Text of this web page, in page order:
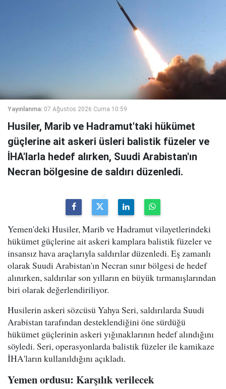
Yayınlanma: 07 Ağustos 2026 Cuma 10:59
Husiler, Marib ve Hadramut'taki hükümet
güçlerine ait askeri üsleri balistik füzeler ve
İHA'larla hedef alırken, Suudi Arabistan'ın
Necran bölgesine de saldırı düzenledi.
Yemen'deki Husiler, Marib ve Hadramut vilayetlerindeki
hükümet güçlerine ait askeri kamplara balistik füzeler ve
insansız hava araçlarıyla saldırılar düzenledi. Eş zamanlı
olarak Suudi Arabistan'ın Necran sınır bölgesi de hedef
alınırken, saldırılar son yılların en büyük tırmanışlarından
biri olarak değerlendiriliyor.
Husilerin askeri sözcüsü Yahya Seri, saldırılarda Suudi
Arabistan tarafından desteklendiğini öne sürdüğü
hükümet güçlerinin askeri yığınaklarının hedef alındığını
söyledi. Seri, operasyonlarda balistik füzeler ile kamikaze
İHA'ların kullanıldığını açıkladı.
Yemen ordusu: Karşılık verilecek